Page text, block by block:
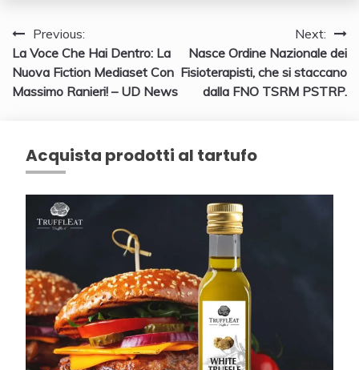
Navigazione
articoli
Previous:
La Voce Che Hai Dentro: La
Nuova Fiction Mediaset Con
Massimo Ranieri! – UD News
Next:
Nasce Ordine Nazionale dei
Fisioterapisti, che si staccano
dalla FNO TSRM PSTRP.
Acquista prodotti al tartufo